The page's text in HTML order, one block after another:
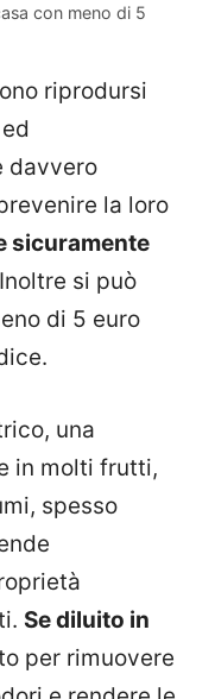
con meno di 5
riprodursi
davvero
la loro
sicuramente
Inoltre si può
di 5 euro
una
in molti frutti,
spesso
Se diluito in
per rimuovere